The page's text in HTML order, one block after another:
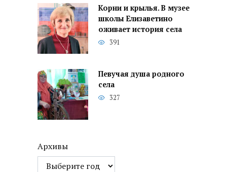
Корни и крылья. В музее
школы Елизаветино
оживает история села
391
Певучая душа родного
села
327
Архивы